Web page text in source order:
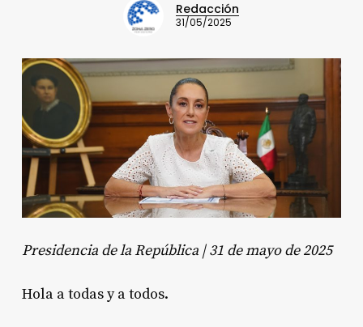
Redacción
31/05/2025
Presidencia de la República | 31 de mayo de 2025
Hola a todas y a todos.